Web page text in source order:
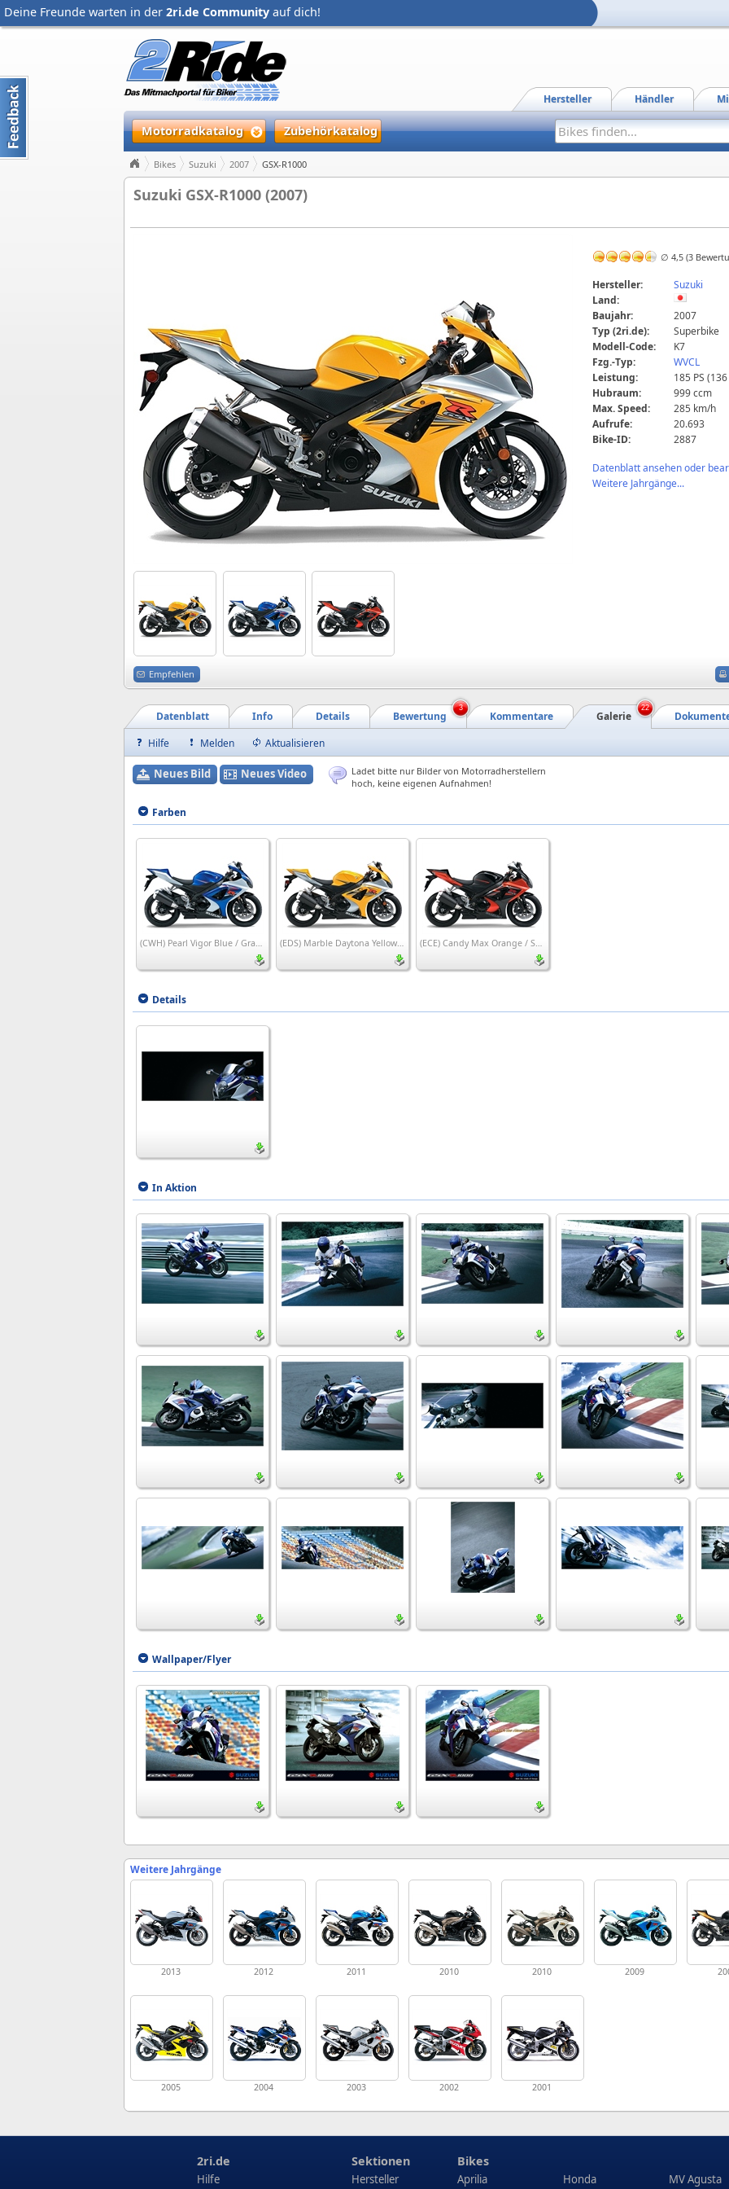
Deine Freunde warten in der 2ri.de Community auf dich!
Händler
Hersteller
Motorradkatalog Zubehörkatalog
Bikes Suzuki 2007 GSX-R1000
Suzuki GSX-R1000 (2007)
∅ 4,5 (3
Hersteller:
Suzuki
Land:
Baujahr:
2007
Typ (2ri.de):
Superbike
Modell-Code:
K7
Fzg.-Typ:
WVCL
Leistung:
185 PS
Hubraum:
999 ccm
Max. Speed:
285 km/h
Aufrufe:
20.693
Bike-ID:
2887
Datenblatt ansehen oder
Weitere Jahrgänge...
Empfehlen
Galerie
Kommentare
Bewertung
Details
Info
Datenblatt
3 22
Hilfe Melden Aktualisieren
Neues Bild Neues Video
Ladet bitte nur Bilder von Motorradherstellern
hoch, keine eigenen Aufnahmen!
Farben
(CWH) Pearl Vigor Blue / Grass Splash White (EDS) Marble Daytona Yellow / Metallic Silber Mistic (ECE) Candy Max Orange / Solid Black
Details
In Aktion
Wallpaper/Flyer
Weitere Jahrgänge
2013 2012 2011 2010 2010 2009
2005 2004 2003 2002 2001
2ri.de
Hilfe
Sektionen
Hersteller
Bikes
Aprilia
Honda
MV Agusta